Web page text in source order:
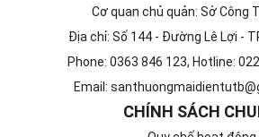
Cơ quan chủ quản: Sở Công
Địa chỉ: Số 144 - Đường Lê Lợi -
Phone: 0363 846 123, Hotline:
Email:
CHÍNH SÁCH